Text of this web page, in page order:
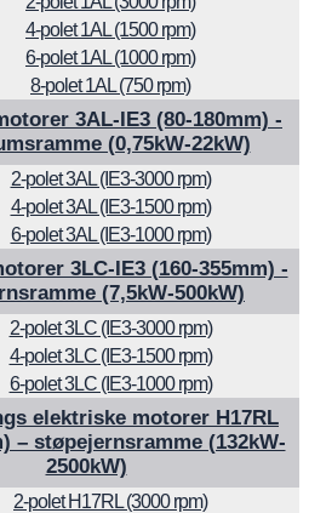
4-polet 1AL (1500 rpm)
6-polet 1AL (1000 rpm)
8-polet 1AL (750 rpm)
3AL-IE3 (80-180mm) -
(0,75kW-22kW)
2-polet 3AL (IE3-3000 rpm)
4-polet 3AL (IE3-1500 rpm)
6-polet 3AL (IE3-1000 rpm)
3LC-IE3 (160-355mm) -
(7,5kW-500kW)
2-polet 3LC (IE3-3000 rpm)
4-polet 3LC (IE3-1500 rpm)
6-polet 3LC (IE3-1000 rpm)
elektriske motorer H17RL
– støpejernsramme (132kW-
2500kW)
2-polet H17RL (3000 rpm)